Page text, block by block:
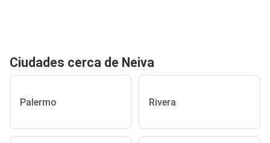
Ciudades cerca de Neiva
Palermo Rivera